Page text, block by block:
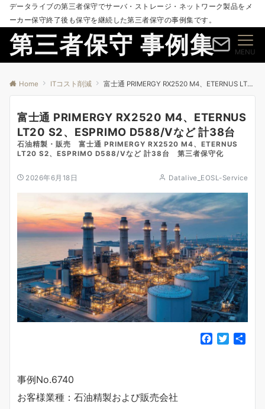
データライブの第三者保守でサーバ・ストレージ・ネットワーク製品をメ
ーカー保守終了後も保守を継続した第三者保守の事例集です。
第三者保守 事例集 MENU
Home ITコスト削減 富士通 PRIMERGY RX2520 M4、ETERNUS LT20 S2、ESPRIMO D588/Vなど 計38台
富士通 PRIMERGY RX2520 M4、ETERNUS
LT20 S2、ESPRIMO D588/Vなど 計38台
石油精製・販売 富士通 PRIMERGY RX2520 M4、ETERNUS
LT20 S2、ESPRIMO D588/Vなど 計38台 第三者保守化
2026年6月18日 Datalive_EOSL-Service
事例No.6740
お客様業種：石油精製および販売会社